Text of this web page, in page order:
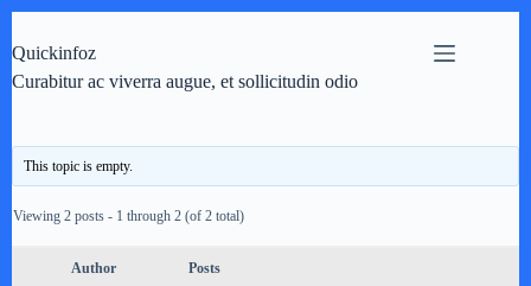
to
content
Quickinfoz
Curabitur ac viverra augue, et sollicitudin odio
This topic is empty.
Viewing 2 posts - 1 through 2 (of 2 total)
Author Posts